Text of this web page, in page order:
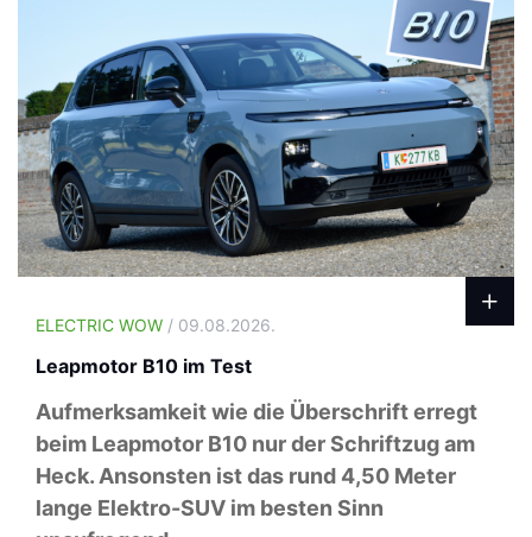
ELECTRIC WOW / 09.08.2026.
Leapmotor B10 im Test
Aufmerksamkeit wie die Überschrift erregt
beim Leapmotor B10 nur der Schriftzug am
Heck. Ansonsten ist das rund 4,50 Meter
lange Elektro-SUV im besten Sinn